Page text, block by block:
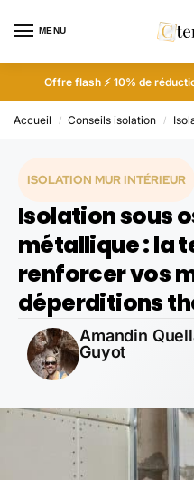
MENU
Offre flash ⚡ 10% de
Accueil / Conseils isolation /
ISOLATION MUR INTÉRIEUR
Isolation sous
métallique : la
renforcer vos
déperditions
Amandin
Guyot